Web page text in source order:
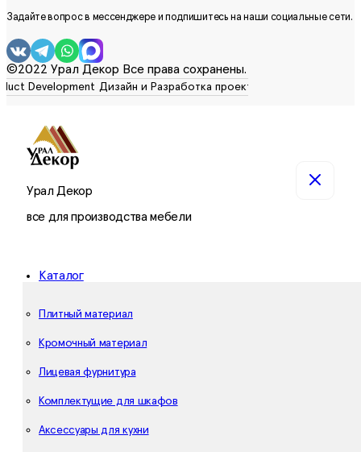
Задайте вопрос в мессенджере и подпишитесь на наши социальные сети.
©2022 Урал Декор Все права сохранены.
Урал Декор
все для производства мебели
Каталог
Плитный материал
Кромочный материал
Лицевая фурнитура
Комплектущие для шкафов
Аксессуары для кухни